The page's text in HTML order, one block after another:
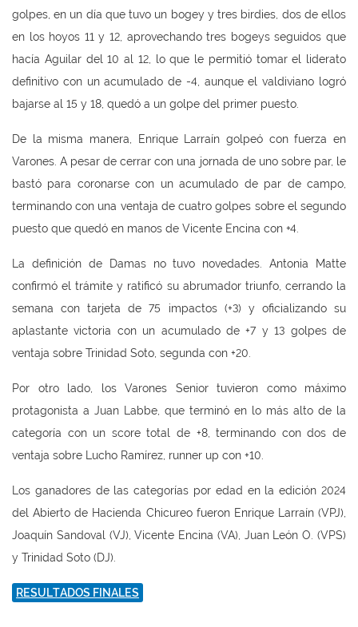
golpes, en un día que tuvo un bogey y tres birdies, dos de ellos
en los hoyos 11 y 12, aprovechando tres bogeys seguidos que
hacía Aguilar del 10 al 12, lo que le permitió tomar el liderato
definitivo con un acumulado de -4, aunque el valdiviano logró
bajarse al 15 y 18, quedó a un golpe del primer puesto.
De la misma manera, Enrique Larraín golpeó con fuerza en
Varones. A pesar de cerrar con una jornada de uno sobre par, le
bastó para coronarse con un acumulado de par de campo,
terminando con una ventaja de cuatro golpes sobre el segundo
puesto que quedó en manos de Vicente Encina con +4.
La definición de Damas no tuvo novedades. Antonia Matte
confirmó el trámite y ratificó su abrumador triunfo, cerrando la
semana con tarjeta de 75 impactos (+3) y oficializando su
aplastante victoria con un acumulado de +7 y 13 golpes de
ventaja sobre Trinidad Soto, segunda con +20.
Por otro lado, los Varones Senior tuvieron como máximo
protagonista a Juan Labbe, que terminó en lo más alto de la
categoría con un score total de +8, terminando con dos de
ventaja sobre Lucho Ramírez, runner up con +10.
Los ganadores de las categorías por edad en la edición 2024
del Abierto de Hacienda Chicureo fueron Enrique Larraín (VPJ),
Joaquín Sandoval (VJ), Vicente Encina (VA), Juan León O. (VPS)
y Trinidad Soto (DJ).
RESULTADOS FINALES